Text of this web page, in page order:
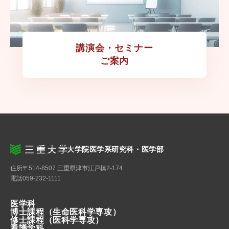
講演会・セミナー
ご案内
大学院医学系研究科・医学部
住所〒514-8507 三重県津市江戸橋2-174
電話059-232-1111
医学科
博士課程 （生命医科学専攻）
修士課程 （医科学専攻）